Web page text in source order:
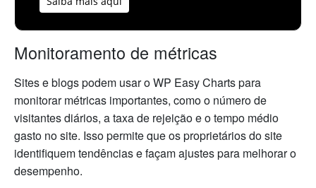
Monitoramento de métricas
Sites e blogs podem usar o WP Easy Charts para
monitorar métricas importantes, como o número de
visitantes diários, a taxa de rejeição e o tempo médio
gasto no site. Isso permite que os proprietários do site
identifiquem tendências e façam ajustes para melhorar o
desempenho.